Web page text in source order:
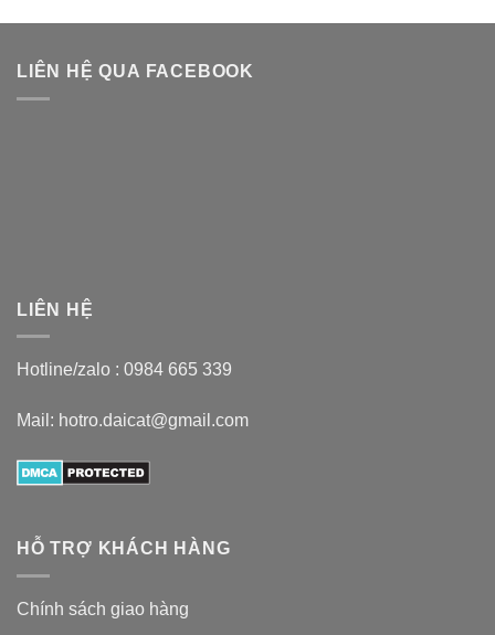
LIÊN HỆ QUA FACEBOOK
LIÊN HỆ
Hotline/zalo : 0984 665 339
Mail: hotro.daicat@gmail.com
HỖ TRỢ KHÁCH HÀNG
Chính sách giao hàng